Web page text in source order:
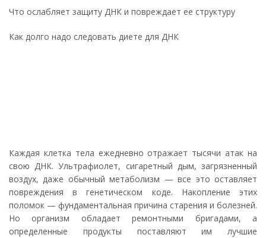
Что ослабляет защиту ДНК и повреждает ее структуру
Как долго надо следовать диете для ДНК
Каждая клетка тела ежедневно отражает тысячи атак на
свою ДНК. Ультрафиолет, сигаретный дым, загрязненный
воздух, даже обычный метаболизм — все это оставляет
повреждения в генетическом коде. Накопление этих
поломок — фундаментальная причина старения и болезней.
Но организм обладает ремонтными бригадами, а
определенные продукты поставляют им лучшие